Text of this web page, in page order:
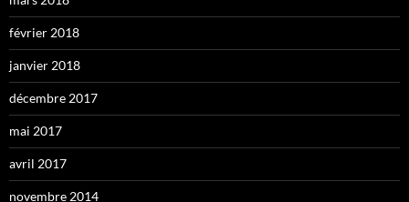
février 2018
janvier 2018
décembre 2017
mai 2017
avril 2017
novembre 2014